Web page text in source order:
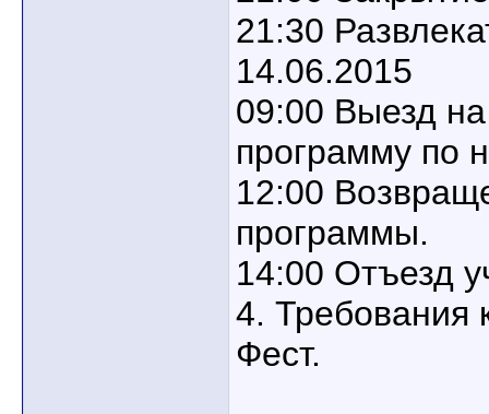
21:30
14.06.2015
09:00 Выезд
программу по
12:00
программы.
14:00 Отъезд
4. Требования
Фест.